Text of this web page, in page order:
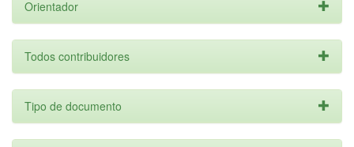
Orientador
Todos contribuidores
Tipo de documento